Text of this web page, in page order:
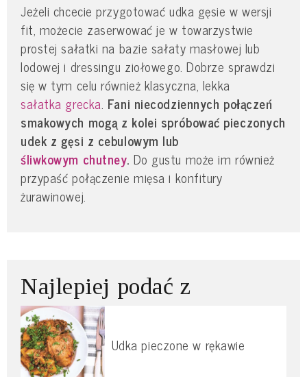
Jeżeli chcecie przygotować udka gęsie w wersji
fit, możecie zaserwować je w towarzystwie
prostej sałatki na bazie sałaty masłowej lub
lodowej i dressingu ziołowego. Dobrze sprawdzi
się w tym celu również klasyczna, lekka
sałatka grecka. Fani niecodziennych połączeń
smakowych mogą z kolei spróbować pieczonych
udek z gęsi z cebulowym lub
śliwkowym chutney. Do gustu może im również
przypaść połączenie mięsa i konfitury
żurawinowej.
Najlepiej podać z
Udka pieczone w rękawie